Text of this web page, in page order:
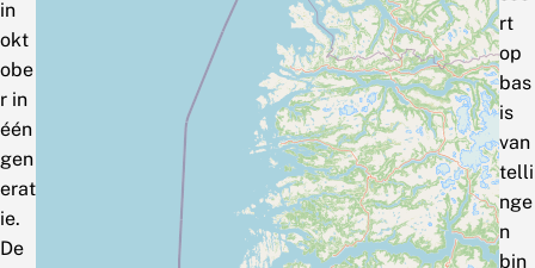
in
okt
obe
r in
één
gen
erat
ie.
De
rt
op
bas
is
van
telli
nge
n
bin